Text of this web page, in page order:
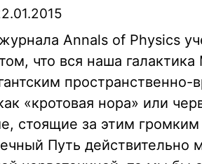
Annals of Physics
что вся наша
«кротовая нора» или
стоящие за этим громким
Путь действительно